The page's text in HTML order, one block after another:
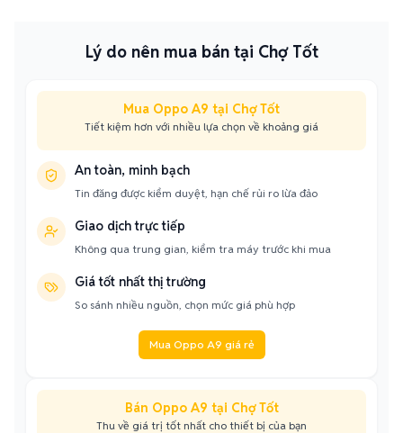
Lý do nên mua bán tại Chợ Tốt
Mua Oppo A9 tại Chợ Tốt
Tiết kiệm hơn với nhiều lựa chọn về khoảng giá
An toàn, minh bạch
Tin đăng được kiểm duyệt, hạn chế rủi ro lừa đảo
Giao dịch trực tiếp
Không qua trung gian, kiểm tra máy trước khi mua
Giá tốt nhất thị trường
So sánh nhiều nguồn, chọn mức giá phù hợp
Mua Oppo A9 giá rẻ
Bán Oppo A9 tại Chợ Tốt
Thu về giá trị tốt nhất cho thiết bị của bạn